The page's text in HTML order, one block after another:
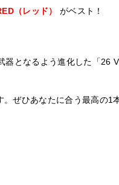
（レッド） がベスト！
となるよう進化した「
ぜひあなたに合う最高の